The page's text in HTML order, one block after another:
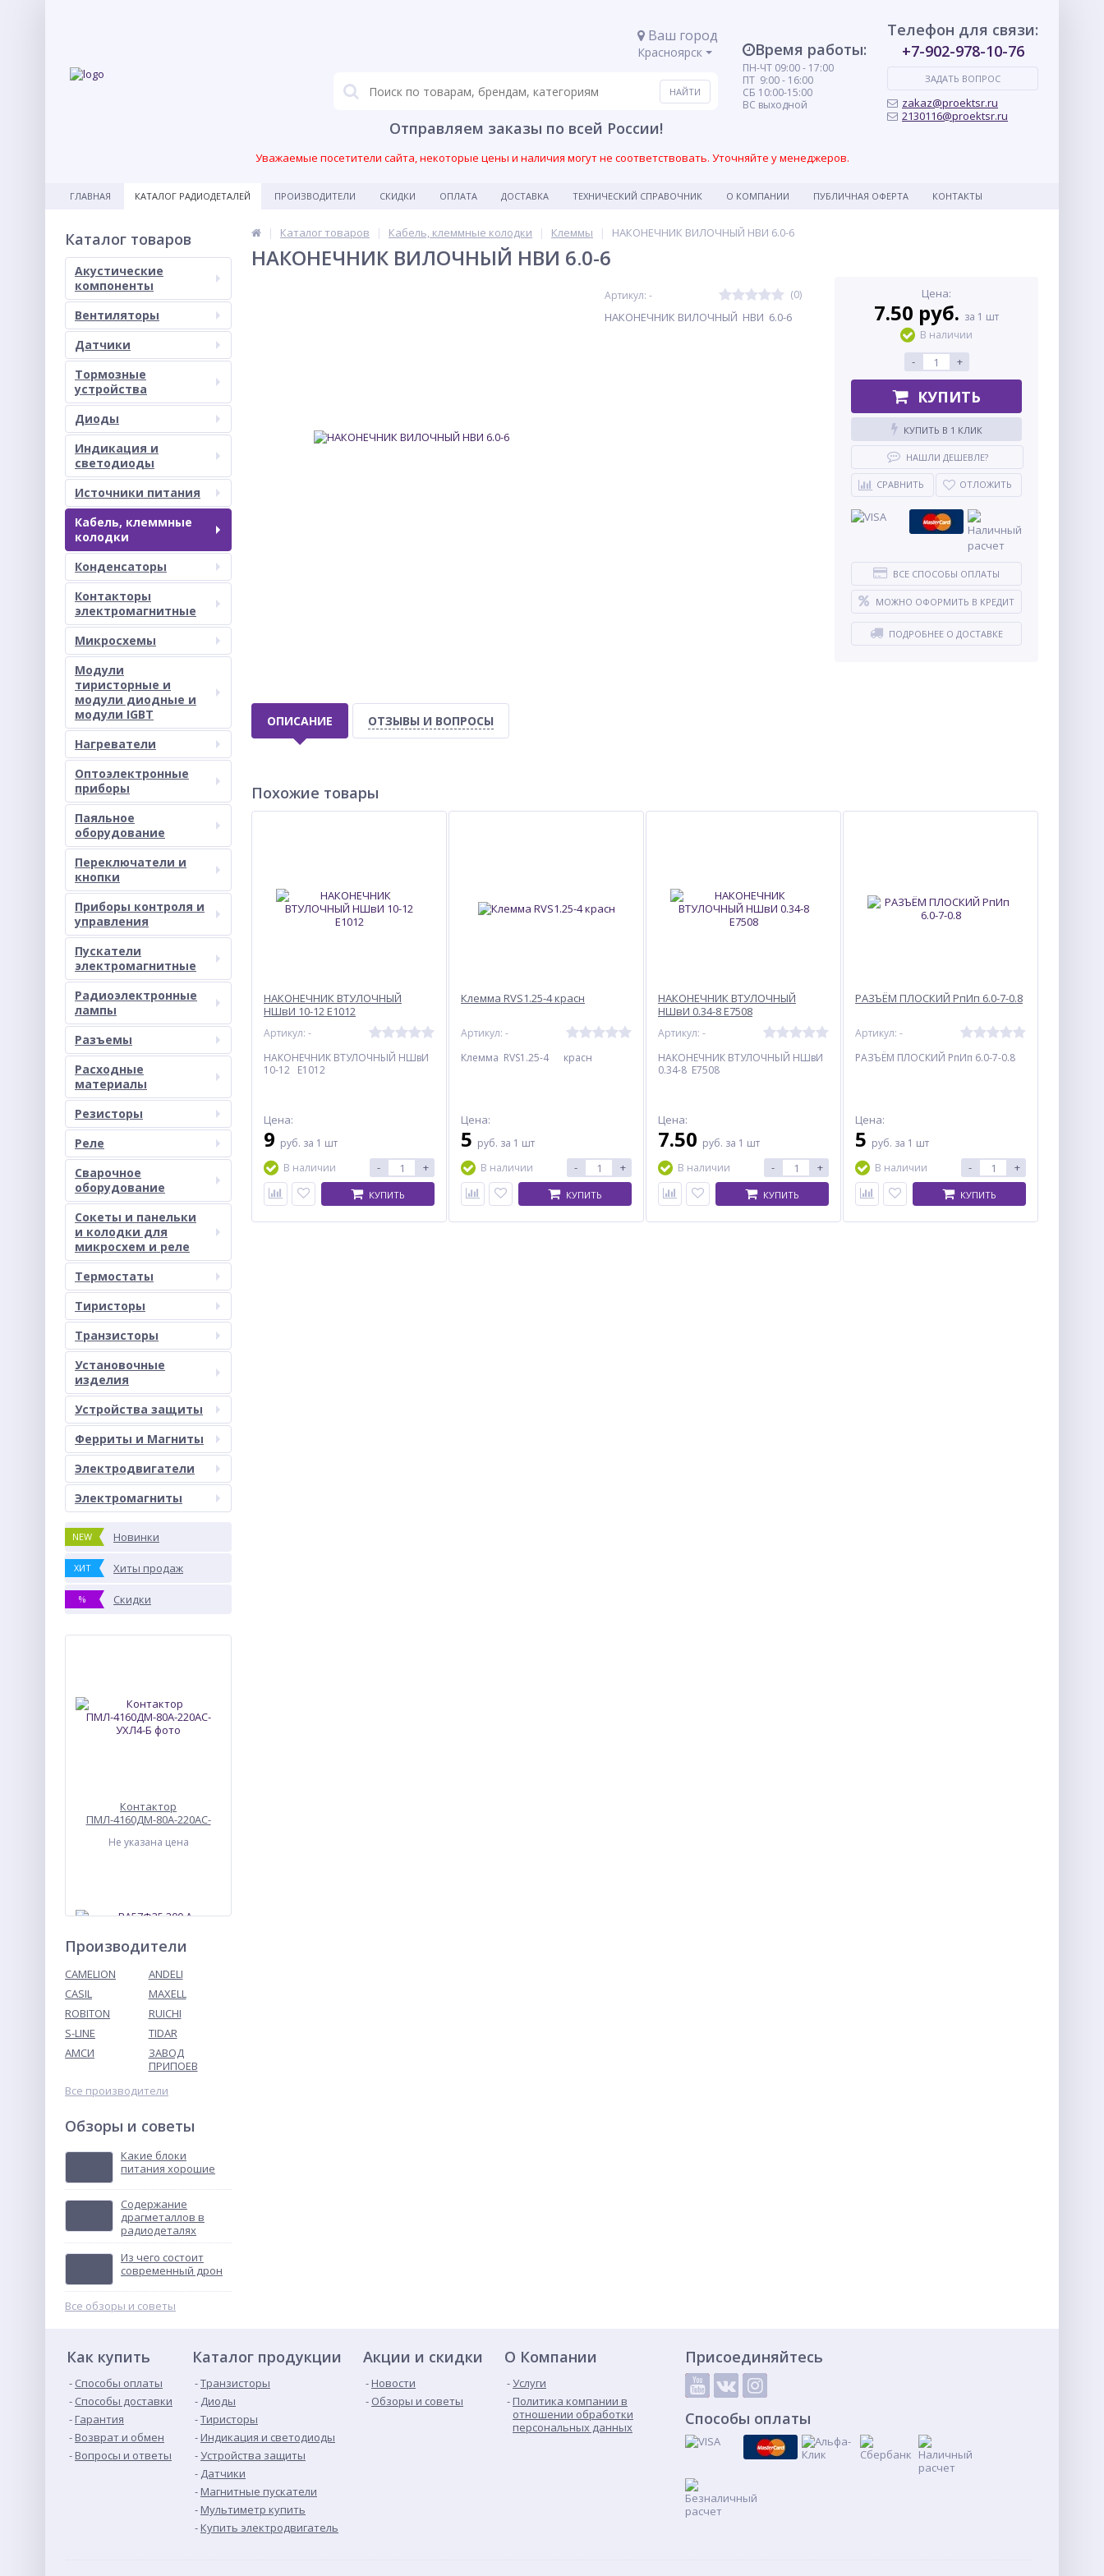
Ваш город
Красноярск
Отправляем заказы по всей России!
Время работы:
ПН-ЧТ 09:00 - 17:00
ПТ 9:00 - 16:00
СБ 10:00-15:00
ВС выходной
Телефон для связи:
+7-902-978-10-76
ЗАДАТЬ ВОПРОС
zakaz@proektsr.ru
2130116@proektsr.ru
Уважаемые посетители сайта, некоторые цены и наличия могут не соответствовать. Уточняйте у менеджеров.
ГЛАВНАЯ КАТАЛОГ РАДИОДЕТАЛЕЙ ПРОИЗВОДИТЕЛИ СКИДКИ ОПЛАТА ДОСТАВКА ТЕХНИЧЕСКИЙ СПРАВОЧНИК О КОМПАНИИ ПУБЛИЧНАЯ ОФЕРТА КОНТАКТЫ
Каталог товаров
Акустические
компоненты
Вентиляторы
Датчики
Тормозные
устройства
Диоды
Индикация и
светодиоды
Источники питания
Кабель, клеммные
колодки
Конденсаторы
Контакторы
электромагнитные
Микросхемы
Модули
тиристорные и
модули диодные и
модули IGBT
Нагреватели
Оптоэлектронные
приборы
Паяльное
оборудование
Переключатели и
кнопки
Приборы контроля и
управления
Пускатели
электромагнитные
Радиоэлектронные
лампы
Разъемы
Расходные
материалы
Резисторы
Реле
Сварочное
оборудование
Сокеты и панельки
и колодки для
микросхем и реле
Термостаты
Тиристоры
Транзисторы
Установочные
изделия
Устройства защиты
Ферриты и Магниты
Электродвигатели
Электромагниты
NEW Новинки
ХИТ Хиты продаж
% Скидки
Контактор
ПМЛ-4160ДМ-80А-220АС-
Не указана цена
ВА57Ф35 200 А
выключатель
Не указана цена
ТВУ-12В тональное
вызывное устройство
Не указана цена
Производители
CAMELION
ANDELI
CASIL
MAXELL
ROBITON
RUICHI
S-LINE
TIDAR
АМСИ
ЗАВОД
ПРИПОЕВ
Все производители
Обзоры и советы
Какие блоки
питания хорошие
Содержание
драгметаллов в
радиодеталях
Из чего состоит
современный дрон
Все обзоры и советы
Каталог товаров Кабель, клеммные колодки Клеммы НАКОНЕЧНИК ВИЛОЧНЫЙ НВИ 6.0-6
НАКОНЕЧНИК ВИЛОЧНЫЙ НВИ 6.0-6
Артикул: - (0)
НАКОНЕЧНИК ВИЛОЧНЫЙ НВИ 6.0-6
Цена:
7.50 руб. за 1 шт
В наличии
- +
КУПИТЬ
КУПИТЬ В 1 КЛИК
НАШЛИ ДЕШЕВЛЕ?
СРАВНИТЬ ОТЛОЖИТЬ
ВСЕ СПОСОБЫ ОПЛАТЫ
МОЖНО ОФОРМИТЬ В КРЕДИТ
ПОДРОБНЕЕ О ДОСТАВКЕ
ОПИСАНИЕ ОТЗЫВЫ И ВОПРОСЫ
Похожие товары
НАКОНЕЧНИК ВТУЛОЧНЫЙ
НШвИ 10-12 Е1012
Артикул: -
НАКОНЕЧНИК ВТУЛОЧНЫЙ НШвИ
10-12 Е1012
Цена:
9 руб. за 1 шт
В наличии
- +
КУПИТЬ
Клемма RVS1.25-4 красн
Артикул: -
Клемма RVS1.25-4 красн
Цена:
5 руб. за 1 шт
В наличии
- +
КУПИТЬ
НАКОНЕЧНИК ВТУЛОЧНЫЙ
НШвИ 0.34-8 Е7508
Артикул: -
НАКОНЕЧНИК ВТУЛОЧНЫЙ НШвИ
0.34-8 Е7508
Цена:
7.50 руб. за 1 шт
В наличии
- +
КУПИТЬ
РАЗЪЁМ ПЛОСКИЙ РпИп 6.0-7-0.8
Артикул: -
РАЗЪЁМ ПЛОСКИЙ РпИп 6.0-7-0.8
Цена:
5 руб. за 1 шт
В наличии
- +
КУПИТЬ
Как купить
Способы оплаты
Способы доставки
Гарантия
Возврат и обмен
Вопросы и ответы
Каталог продукции
Транзисторы
Диоды
Тиристоры
Индикация и светодиоды
Устройства защиты
Датчики
Магнитные пускатели
Мультиметр купить
Купить электродвигатель
Акции и скидки
Новости
Обзоры и советы
О Компании
Услуги
Политика компании в
отношении обработки
персональных данных
Присоединяйтесь
Способы оплаты